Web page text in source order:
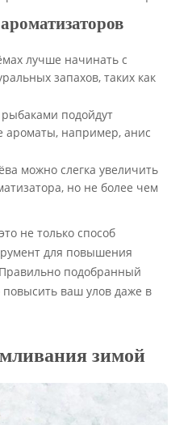
лучше начинать с
запахов, таких как
подойдут
ароматы, например, анис
можно слегка увеличить
но не более чем
не только способ
для повышения
подобранный
ваш улов даже в
зимой